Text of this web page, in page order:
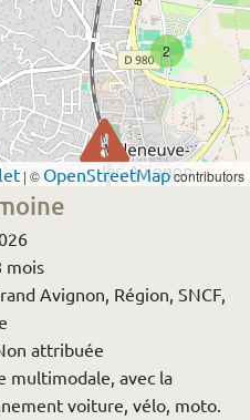
2
| © OpenStreetMapcontributors
mois
Avignon, Région, SNCF,
attribuée
multimodale, avec la
voiture, vélo, moto.